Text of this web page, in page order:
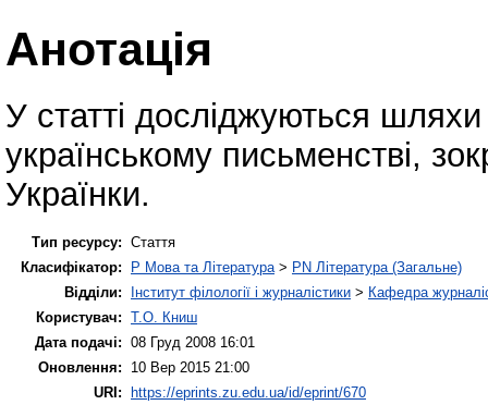
Анотація
У статті досліджуються
українському письменстві,
Українки.
Тип ресурсу: Стаття
Класифікатор:
P Мова та Література > PN Література (Загальне)
Відділи:
Інститут філології і журналістики > Кафедра
Користувач: Т.О. Книш
Дата подачі: 08 Груд 2008 16:01
Оновлення:
10 Вер 2015 21:00
URI: https://eprints.zu.edu.ua/id/eprint/670